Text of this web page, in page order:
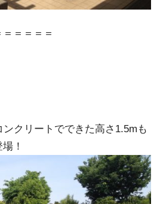
＝＝＝＝
ンクリートでできた高さ1.5mも
！